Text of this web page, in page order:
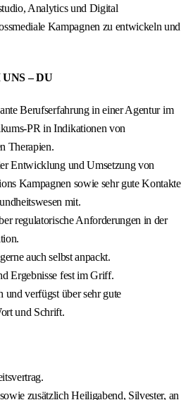
Analytics und Digital
Kampagnen zu entwickeln und
– DU
Berufserfahrung in einer Agentur im
PR in Indikationen von
Therapien.
Entwicklung und Umsetzung von
Kampagnen sowie sehr gute Kontakte
mit.
regulatorische Anforderungen in der
auch selbst anpackt.
Ergebnisse fest im Griff.
und verfügst über sehr gute
und Schrift.
zusätzlich Heiligabend, Silvester, an